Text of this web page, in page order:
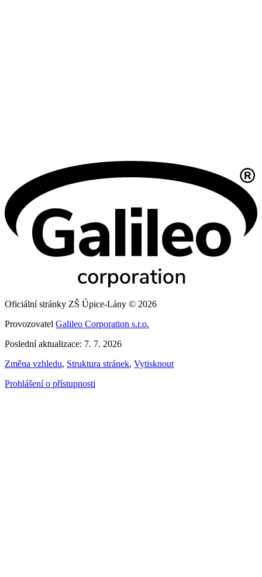
Oficiální stránky ZŠ Úpice-Lány © 2026
Provozovatel Galileo Corporation s.r.o.
Poslední aktualizace: 7. 7. 2026
Změna vzhledu, Struktura stránek, Vytisknout
Prohlášení o přístupnosti